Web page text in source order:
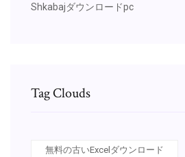
Shkabajダウンロードpc
Tag Clouds
無料の古いExcelダウンロード